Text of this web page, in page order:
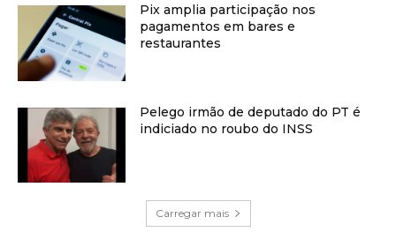
Pix amplia participação nos
pagamentos em bares e
restaurantes
Pelego irmão de deputado do PT é
indiciado no roubo do INSS
Carregar mais